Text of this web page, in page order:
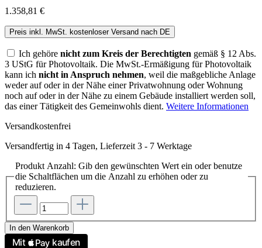
1.358,81 €
Preis inkl. MwSt. kostenloser Versand nach DE
Ich gehöre nicht zum Kreis der Berechtigten gemäß § 12 Abs.
3 UStG für Photovoltaik. Die MwSt.-Ermäßigung für Photovoltaik
kann ich nicht in Anspruch nehmen, weil die maßgebliche Anlage
weder auf oder in der Nähe einer Privatwohnung oder Wohnung
noch auf oder in der Nähe zu einem Gebäude installiert werden soll,
das einer Tätigkeit des Gemeinwohls dient. Weitere Informationen
Versandkostenfrei
Versandfertig in 4 Tagen, Lieferzeit 3 - 7 Werktage
Produkt Anzahl: Gib den gewünschten Wert ein oder benutze
die Schaltflächen um die Anzahl zu erhöhen oder zu
reduzieren.
In den Warenkorb